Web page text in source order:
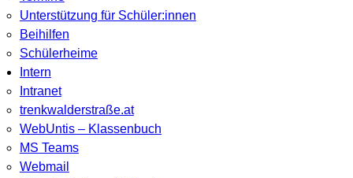
Unterstützung für Schüler:innen
Beihilfen
Schülerheime
Intern
Intranet
trenkwalderstraße.at
WebUntis – Klassenbuch
MS Teams
Webmail